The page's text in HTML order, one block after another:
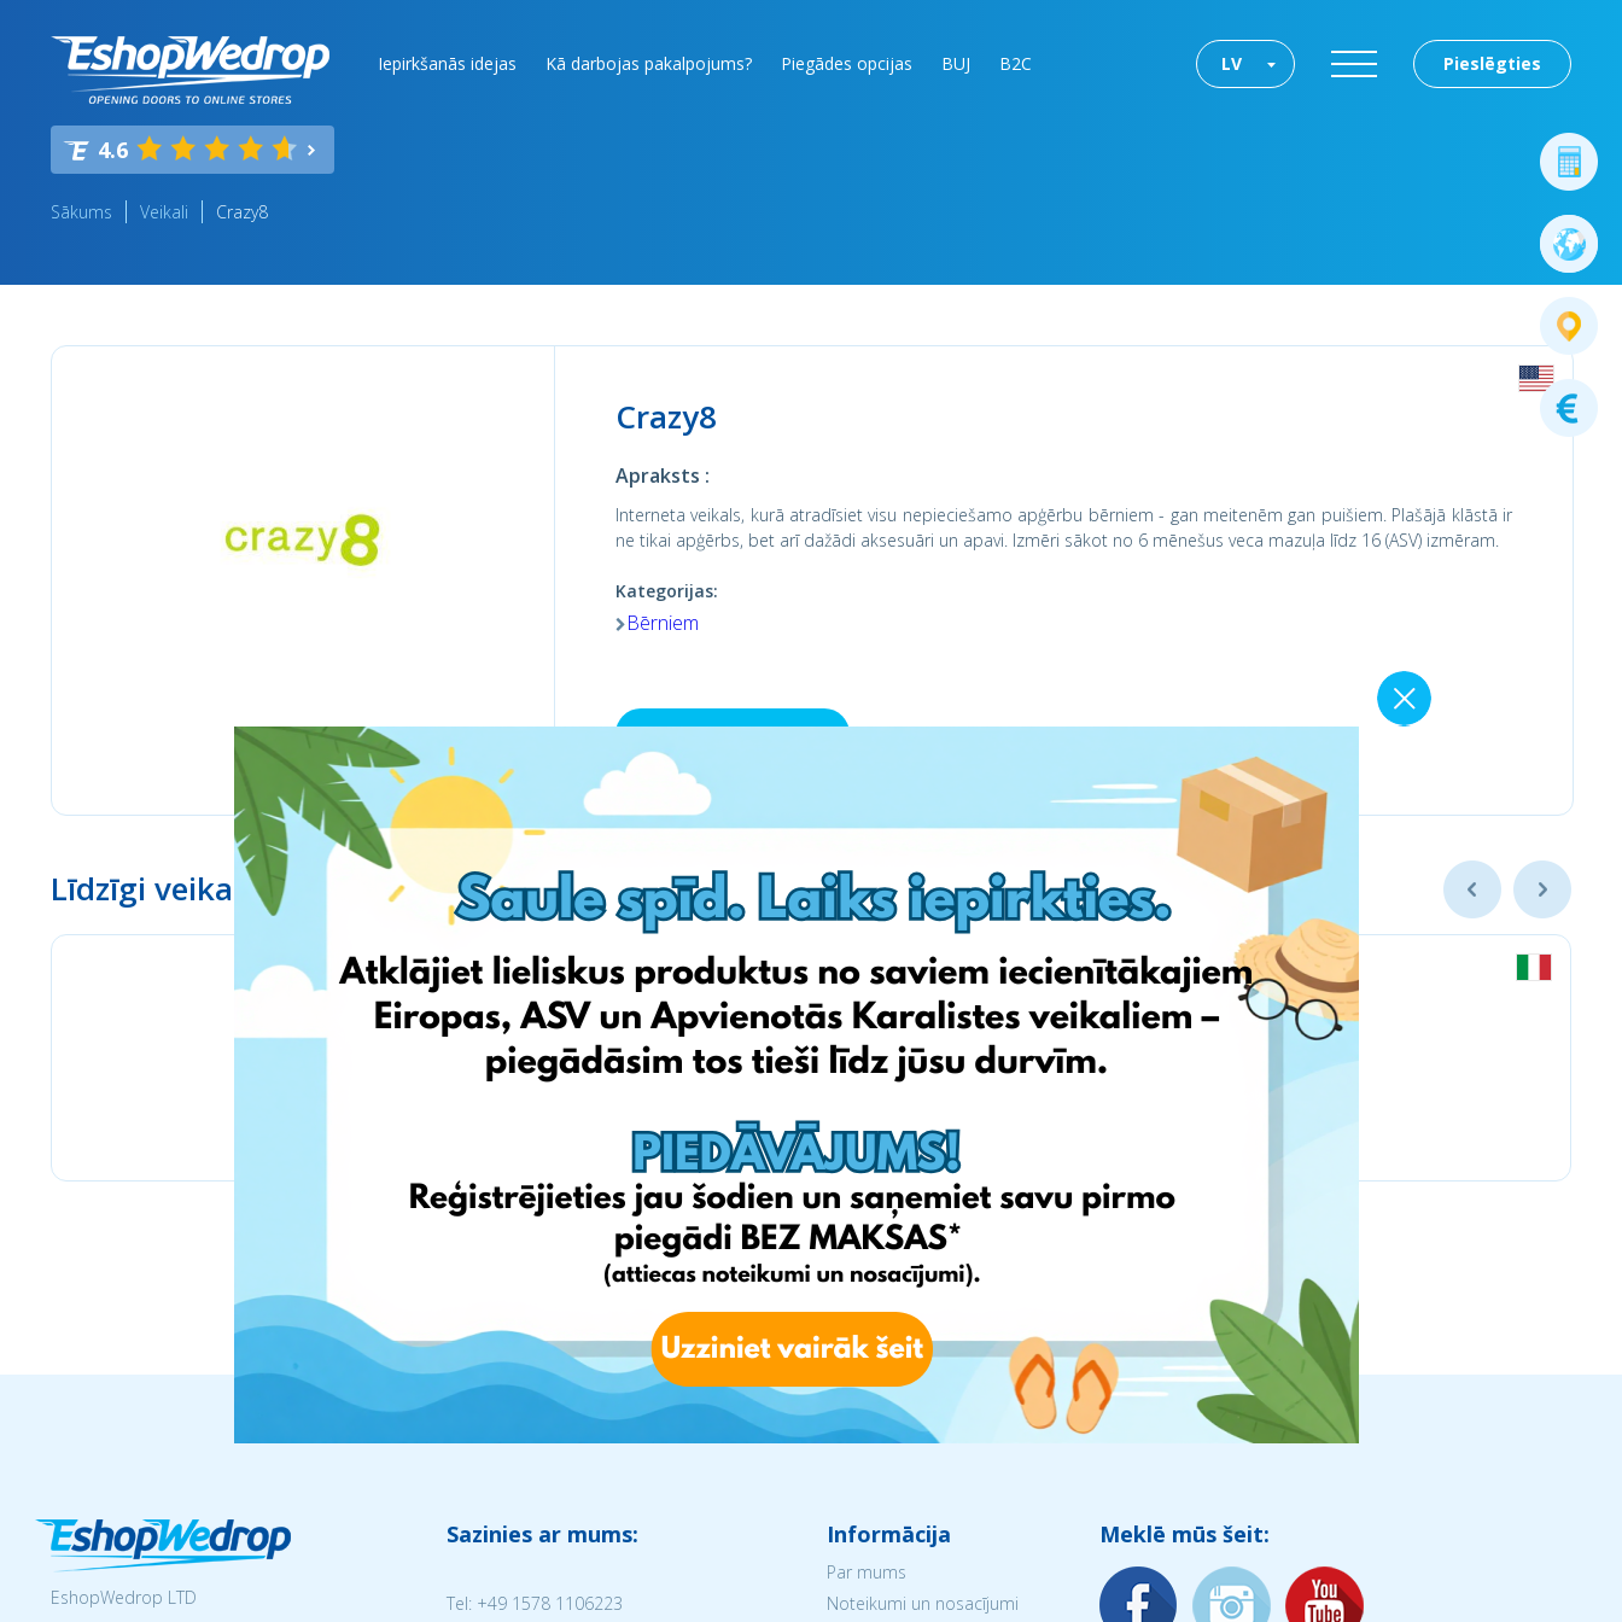
Iepirkšanās idejas Kā darbojas pakalpojums? Piegādes opcijas BUJ B2C Pieslēgties
LV
4.6
Sākums Veikali Crazy8
Crazy8
Apraksts :
Interneta veikals, kurā atradīsiet visu nepieciešamo apģērbu bērniem - gan meitenēm gan puišiem. Plašājā klāstā ir
ne tikai apģērbs, bet arī dažādi aksesuāri un apavi. Izmēri sākot no 6 mēnešus veca mazuļa līdz 16 (ASV) izmēram.
Kategorijas:
Bērniem
Līdzīgi veikali
EshopWedrop LTD
Sazinies ar mums:
Tel: +49 1578 1106223
Informācija
Par mums
Noteikumi un nosacījumi
Meklē mūs šeit: